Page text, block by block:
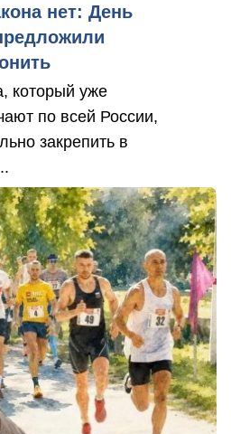
нет: День
который уже
по всей России,
закрепить в